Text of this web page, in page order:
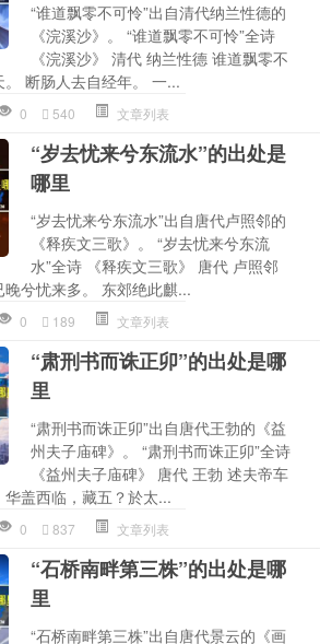
“谁道飘零不可怜”出自清代纳兰性德的
《浣溪沙》。 “谁道飘零不可怜”全诗
《浣溪沙》 清代 纳兰性德 谁道飘零不
断肠人去自经年。 一...
0 540 文章列表
“岁去忧来兮东流水”的出处是
哪里
“岁去忧来兮东流水”出自唐代卢照邻的
《释疾文三歌》。 “岁去忧来兮东流
水”全诗 《释疾文三歌》 唐代 卢照邻
兮忧来多。 东郊绝此麒...
0 189 文章列表
“肃刑书而诛正卯”的出处是哪
里
“肃刑书而诛正卯”出自唐代王勃的《益
州夫子庙碑》。 “肃刑书而诛正卯”全诗
《益州夫子庙碑》 唐代 王勃 述夫帝车
盖西临，藏五？於太...
0 837 文章列表
“石桥南畔第三株”的出处是哪
里
“石桥南畔第三株”出自唐代景云的《画